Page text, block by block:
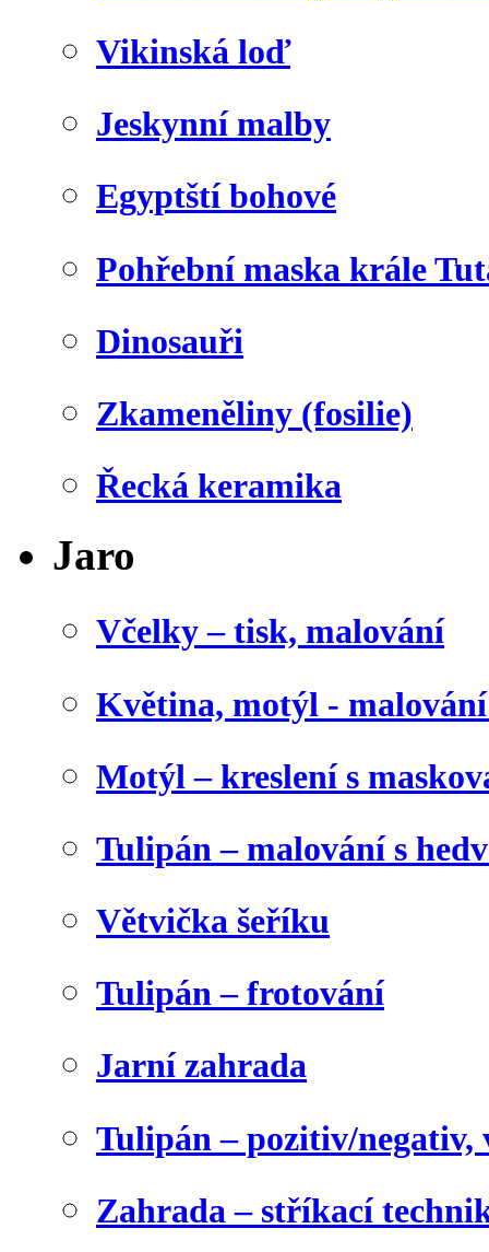
Vikinská loď
Jeskynní malby
Egyptští bohové
Pohřební maska krále
Dinosauři
Zkameněliny (fosilie)
Řecká keramika
Jaro
Včelky – tisk, malování
Květina, motýl -
Motýl – kreslení s
Tulipán – malování s
Větvička šeříku
Tulipán – frotování
Jarní zahrada
Tulipán – pozitiv/negativ,
Zahrada – stříkací